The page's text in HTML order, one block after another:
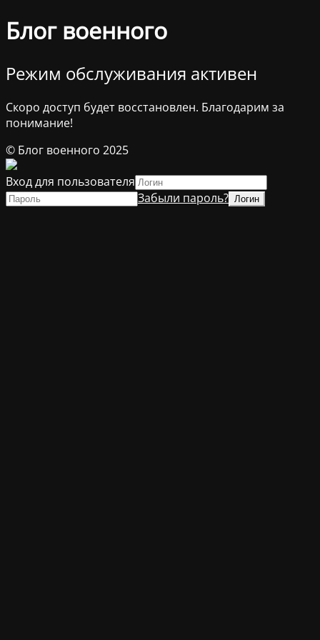
Блог военного
Режим обслуживания активен
Скоро доступ будет восстановлен. Благодарим за
понимание!
© Блог военного 2025
Вход для пользователя
Забыли пароль?